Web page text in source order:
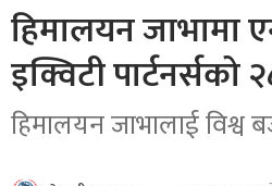
हिमालयन
इक्विटी पार्टनर्सको
हिमालयन जाभालाई विश्व